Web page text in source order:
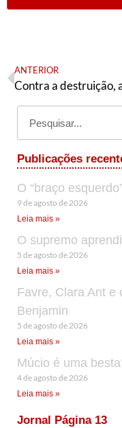
ANTERIOR
Publicações
O “braço
9 de agosto de 2026
Leia mais »
O supremo
5 de agosto de 2026
Leia mais »
Favre, Clara Ant e
Benjamin
5 de agosto de 2026
Leia mais »
Múcio é uma
4 de agosto de 2026
Leia mais »
Jornal Página 13